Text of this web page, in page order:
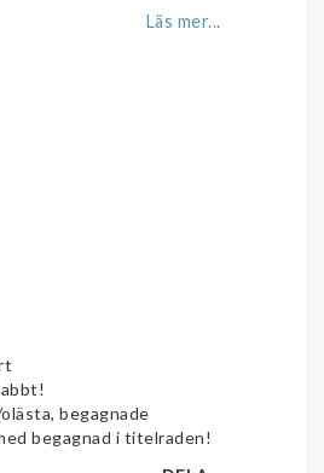
Läs mer...
begagnade
begagnad i titelraden!